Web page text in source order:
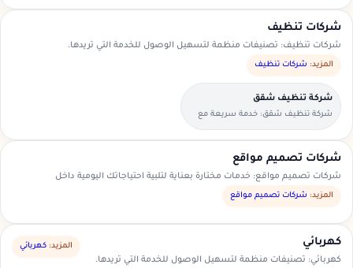
شركات تنظيف
شركات تنظيف: تصنيفات منظمة لتسهيل الوصول للخدمة التي تريدها.
المزيد: شركات تنظيف
شركة تنظيف شقق
شركة تنظيف شقق: خدمة سريعة مع
تواصل مباشر ومعاينة حسب الحاجة.
شركات تصميم مواقع
شركات تصميم مواقع: خدمات مختارة بعناية لتلبية احتياجاتك اليومية داخل
السعودية.
المزيد: شركات تصميم مواقع
كهربائي
كهربائي: تصنيفات منظمة لتسهيل الوصول للخدمة التي تريدها.
المزيد: كهربائي